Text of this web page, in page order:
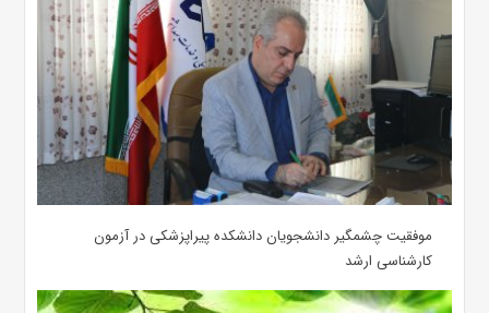
موفقیت چشمگیر دانشجویان دانشکده پیراپزشکی در آزمون
کارشناسی ارشد